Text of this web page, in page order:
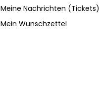
Meine Nachrichten (Tickets)
Mein Wunschzettel